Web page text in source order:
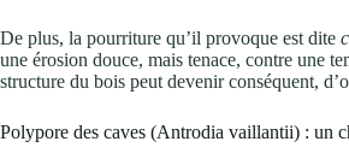
De plus, la pourriture qu’il provoque est dite
une érosion douce, mais tenace, contre une
structure du bois peut devenir conséquent,
Polypore des caves (Antrodia vaillantii) : un